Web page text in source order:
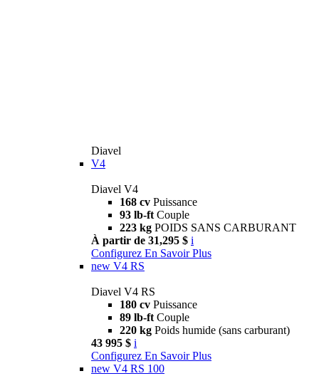
Diavel
V4
Diavel V4
168 cv Puissance
93 lb-ft Couple
223 kg POIDS SANS CARBURANT
À partir de 31,295 $ i
Configurez En Savoir Plus
new V4 RS
Diavel V4 RS
180 cv Puissance
89 lb-ft Couple
220 kg Poids humide (sans carburant)
43 995 $ i
Configurez En Savoir Plus
new V4 RS 100